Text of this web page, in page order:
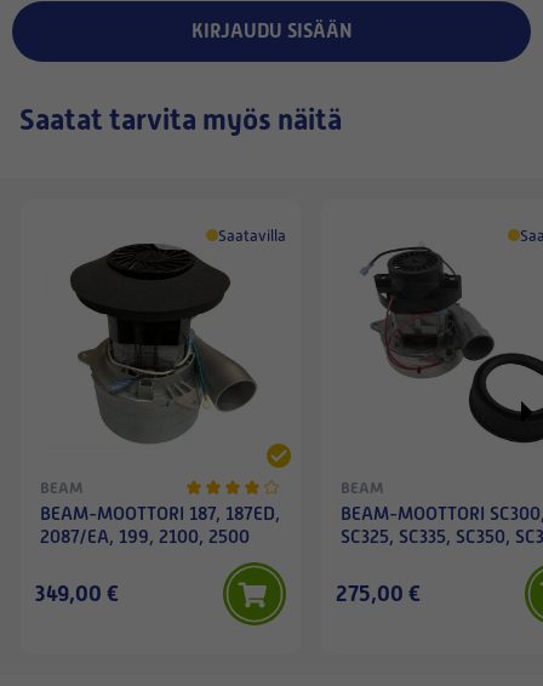
KIRJAUDU SISÄÄN
Saatat tarvita myös näitä
Saatavilla
BEAM
BEAM-MOOTTORI 187, 187ED,
2087/EA, 199, 2100, 2500
349,00 €
BEAM
BEAM-MOOTTORI
SC325, SC335, SC350,
275,00 €